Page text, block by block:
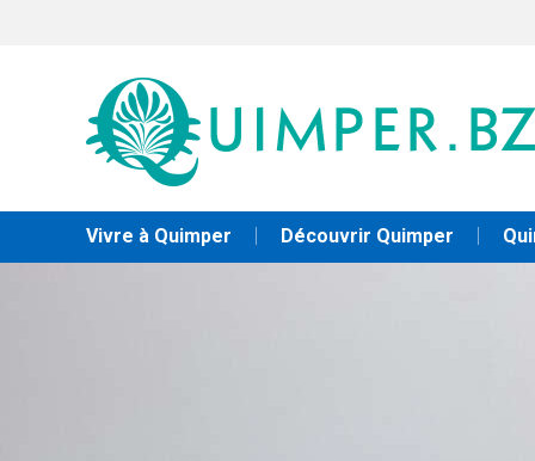
Vivre à Quimper Découvrir Quimper